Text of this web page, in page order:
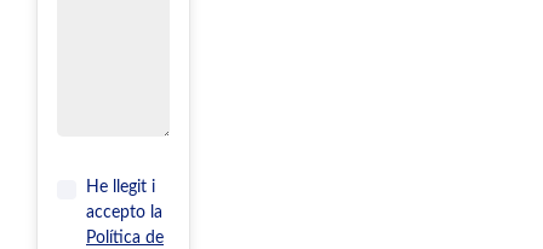
He llegit i
accepto la
Política de